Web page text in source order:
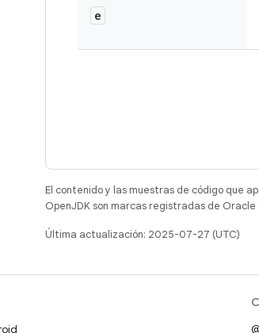
e
El contenido y las muestras de código que
OpenJDK son marcas registradas de Oracle
Última actualización: 2025-07-27 (UTC)